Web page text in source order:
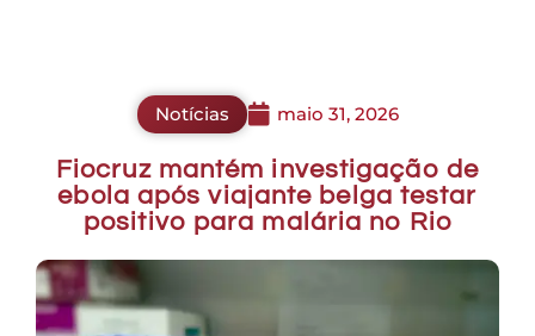
Notícias maio 31, 2026
Fiocruz mantém investigação de
ebola após viajante belga testar
positivo para malária no Rio